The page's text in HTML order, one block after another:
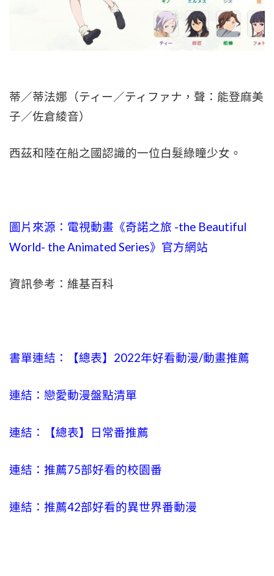
蒂／蒂法娜（ティー／ティファナ，聲：能登麻美
子／佐倉綾音）
西茲和陸在船之國認識的一位白髮綠瞳少女。
圖片來源： 電視動畫《奇諾之旅 -the Beautiful
World- the Animated Series》官方網站
資訊參考：維基百科
書單連結：【總表】2022年好看動漫/動畫推薦
連結：戀愛動漫盤點清單
連結：【總表】日常番推薦
連結：推薦75部好看的校園番
連結：推薦42部好看的異世界番動漫